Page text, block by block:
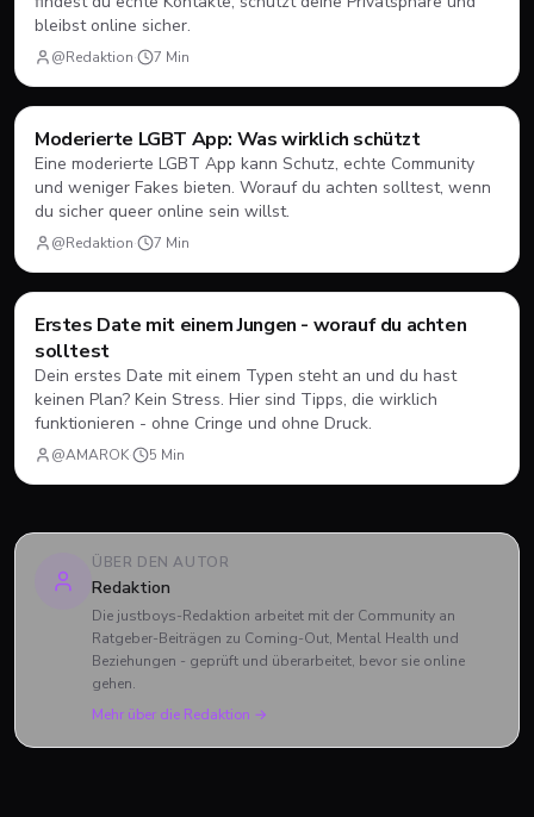
bleibst online sicher.
@Redaktion· 7 Min
Ratgeber
Moderierte LGBT App: Was wirklich schützt
Eine moderierte LGBT App kann Schutz, echte Community
und weniger Fakes bieten. Worauf du achten solltest, wenn
du sicher queer online sein willst.
@Redaktion· 7 Min
💘Dating
Erstes Date mit einem Jungen - worauf du achten
solltest
Dein erstes Date mit einem Typen steht an und du hast
keinen Plan? Kein Stress. Hier sind Tipps, die wirklich
funktionieren - ohne Cringe und ohne Druck.
@AMAROK· 5 Min
ÜBER DEN AUTOR
Redaktion
Die justboys-Redaktion arbeitet mit der Community an
Ratgeber-Beiträgen zu Coming-Out, Mental Health und
Beziehungen - geprüft und überarbeitet, bevor sie online
gehen.
Mehr über die Redaktion →